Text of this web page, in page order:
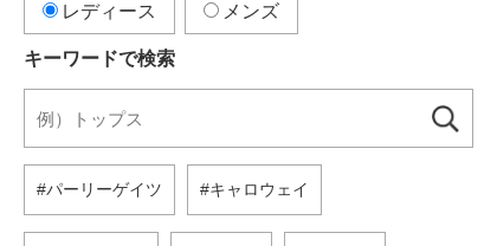
レディース メンズ
キーワードで検索
パーリーゲイツ キャロウェイ